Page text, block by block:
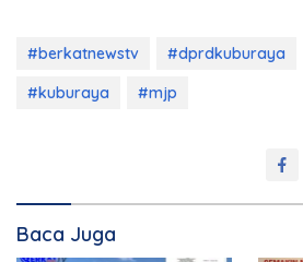
#berkatnewstv #dprdkuburaya
#kuburaya
#mjp
Baca Juga